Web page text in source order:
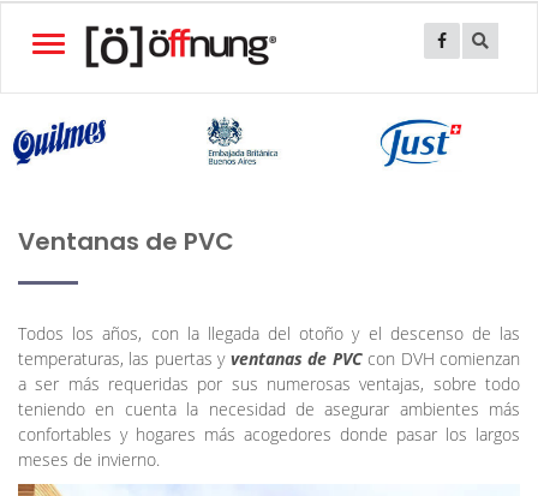
Toggle
navigation
Ventanas de PVC
Todos los años, con la llegada del otoño y el descenso de las
temperaturas, las puertas y ventanas de PVCcon DVH comienzan
a ser más requeridas por sus numerosas ventajas, sobre todo
teniendo en cuenta la necesidad de asegurar ambientes más
confortables y hogares más acogedores donde pasar los largos
meses de invierno.